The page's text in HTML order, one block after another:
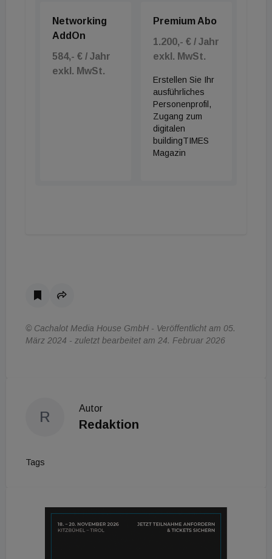
Networking
AddOn
584,- € / Jahr
exkl. MwSt.
Premium Abo
1.200,- € / Jahr
exkl. MwSt.
Erstellen Sie Ihr
ausführliches
Personenprofil,
Zugang zum
digitalen
buildingTIMES
Magazin
© Cachalot Media House GmbH - Veröffentlicht am 05.
März 2024 - zuletzt bearbeitet am 24. Februar 2026
R
Autor
Redaktion
Tags